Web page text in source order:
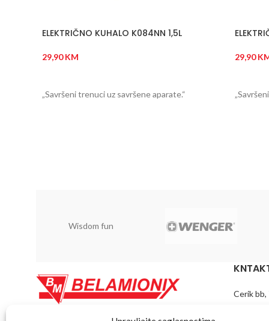
ELEKTRIČNO KUHALO K084NN 1,5L
29,90KM
„Savršeni trenuci uz savršene aparate.“
29,90
Wisdom fun
Cerik bb,